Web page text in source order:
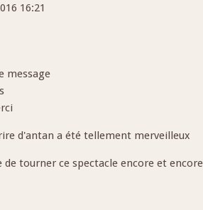
16:21
d'antan a été tellement merveilleux
de tourner ce spectacle encore et